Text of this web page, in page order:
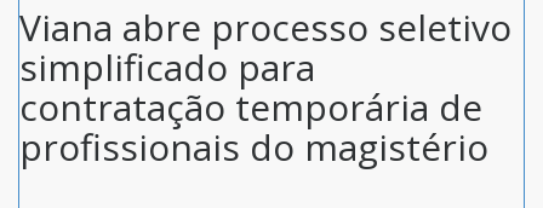
Viana abre processo seletivo
simplificado para
contratação temporária de
profissionais do magistério